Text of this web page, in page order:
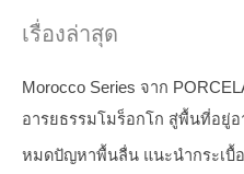
เรื่องล่าสุด
Morocco Series จาก
อารยธรรมโมร็อกโก สู่พื้นที่อยู่อ
หมดปัญหาพื้นลื่น แนะนำกระเบื้